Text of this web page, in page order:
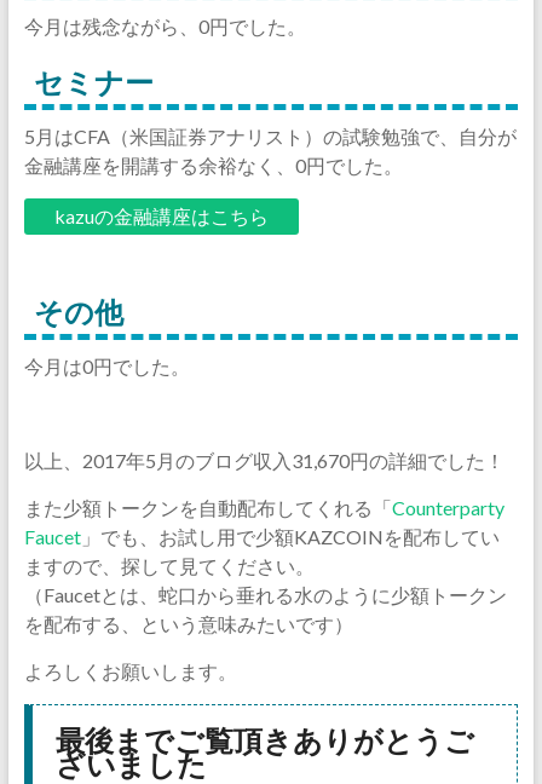
今月は残念ながら、0円でした。
セミナー
5月はCFA（米国証券アナリスト）の試験勉強で、自分が
金融講座を開講する余裕なく、0円でした。
kazuの金融講座はこちら
その他
今月は0円でした。
以上、2017年5月のブログ収入31,670円の詳細でした！
また少額トークンを自動配布してくれる「Counterparty
Faucet」でも、お試し用で少額KAZCOINを配布してい
ますので、探して見てください。
（Faucetとは、蛇口から垂れる水のように少額トークン
を配布する、という意味みたいです）
よろしくお願いします。
最後までご覧頂きありがとうご
ざいました